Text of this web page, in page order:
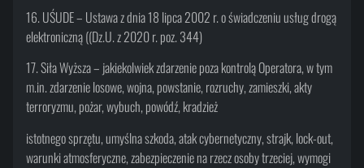
16. UŚUDE – Ustawa z dnia 18 lipca 2002 r. o świadczeniu usług drogą
elektroniczną ((Dz.U. z 2020 r. poz. 344)
17. Siła Wyższa – jakiekolwiek zdarzenie poza kontrolą Operatora, w tym
m.in. zdarzenie losowe, wojna, powstanie, rozruchy, zamieszki, akty
terroryzmu, pożar, wybuch, powódź, kradzież
istotnego sprzętu, umyślna szkoda, atak cybernetyczny, strajk, lock-out,
warunki atmosferyczne, zabezpieczenie na rzecz osoby trzeciej, wymogi